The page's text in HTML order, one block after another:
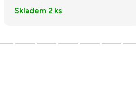
Skladem 2 ks